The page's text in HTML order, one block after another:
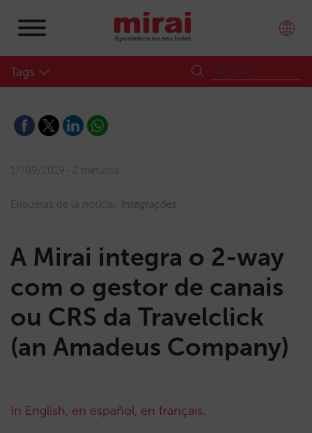
Tags
17/09/2019 2 minutos
Etiquetas de la noticia: Integrações
A Mirai integra o 2-way
com o gestor de canais
ou CRS da Travelclick
(an Amadeus Company)
In English, en español, en français.